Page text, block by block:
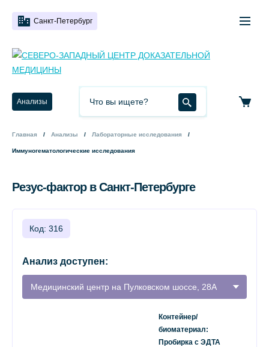
Санкт-Петербург
Анализы
Главная Анализы Лабораторные исследования
Иммуногематологические исследования
Резус-фактор в Санкт-Петербурге
Код: 316
Анализ доступен:
Медицинский центр на Пулковском шоссе, 28А
Контейнер/
биоматериал:
Пробирка с ЭДТА